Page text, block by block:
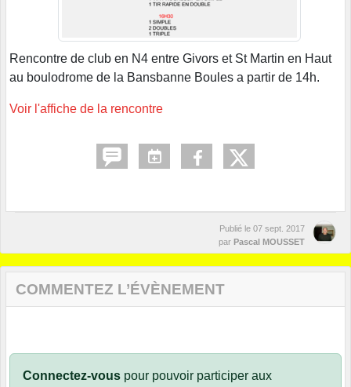
Rencontre de club en N4 entre Givors et St Martin en Haut
au boulodrome de la Bansbanne Boules a partir de 14h.
Voir l'affiche de la rencontre
Publié le 07 sept. 2017
par Pascal MOUSSET
COMMENTEZ L’ÉVÈNEMENT
Connectez-vous pour pouvoir participer aux